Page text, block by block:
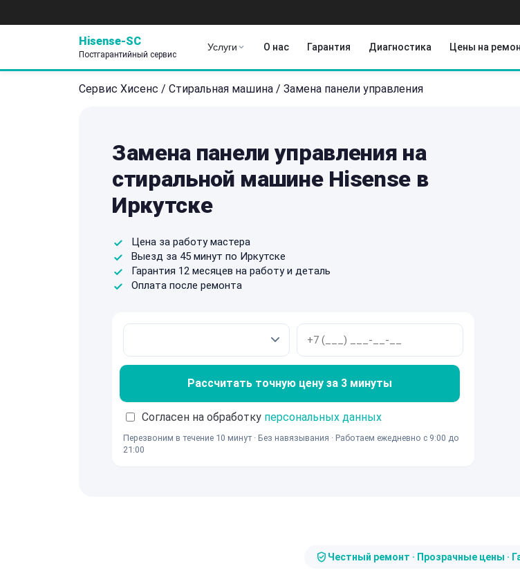
Hisense-SC
Постгарантийный сервис
Услуги О нас Гарантия Диагностика Цены на
Сервис Хисенс / Стиральная машина / Замена панели управления
Замена панели управления на
стиральной машине Hisense в
Иркутске
Цена за работу мастера
Выезд за 45 минут по Иркутске
Гарантия 12 месяцев на работу и деталь
Оплата после ремонта
Рассчитать точную цену за 3 минуты
Согласен на обработку персональных данных
Перезвоним в течение 10 минут · Без навязывания · Работаем ежедневно с 9:00 до
21:00
Честный ремонт · Прозрачные цены ·